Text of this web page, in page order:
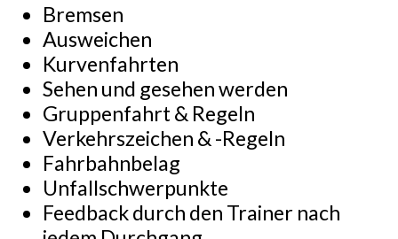
Bremsen
Ausweichen
Kurvenfahrten
Sehen und gesehen werden
Gruppenfahrt & Regeln
Verkehrszeichen & -Regeln
Fahrbahnbelag
Unfallschwerpunkte
Feedback durch den Trainer nach